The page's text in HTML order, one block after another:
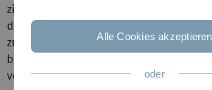
zitiert werden, wenn man sich in der
damit auseinander setzt (sog. Bildzitat).
zu reinen Illustrationszwecken ist nicht
bedeutet, dass zwischen Text und Bild
vorhanden sein muss (§51, Nr. 1 UrhG).
Alle Cookies akzeptieren
oder